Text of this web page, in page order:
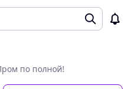
по полной!